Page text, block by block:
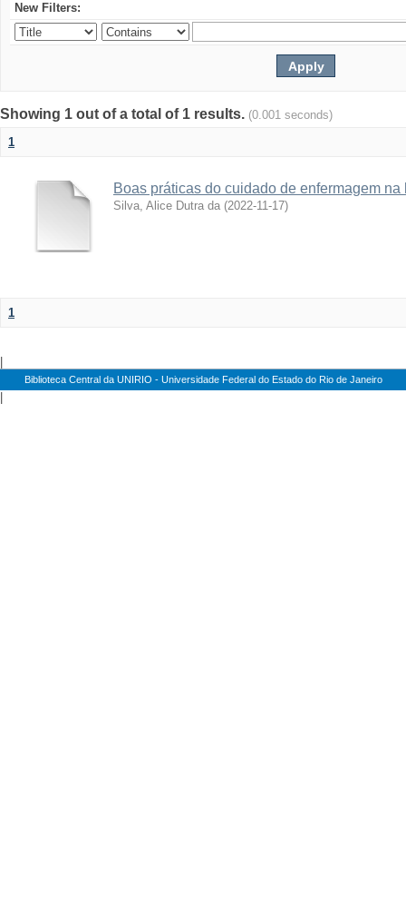
New Filters:
Showing 1 out of a total of 1 results. (0.001 seconds)
1
Boas práticas do cuidado de enfermagem
Silva, Alice Dutra da (2022-11-17)
1
Biblioteca Central da UNIRIO - Universidade Federal do Estado do Rio de Janeiro